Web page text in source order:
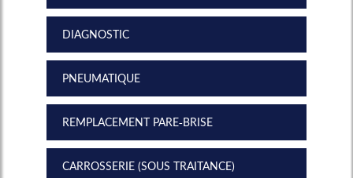
DIAGNOSTIC
PNEUMATIQUE
REMPLACEMENT PARE-BRISE
CARROSSERIE (SOUS TRAITANCE)